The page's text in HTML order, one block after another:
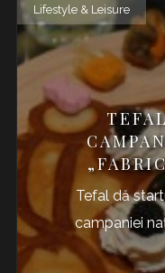
Lifestyle & Leisure
Tefal dă
campaniei